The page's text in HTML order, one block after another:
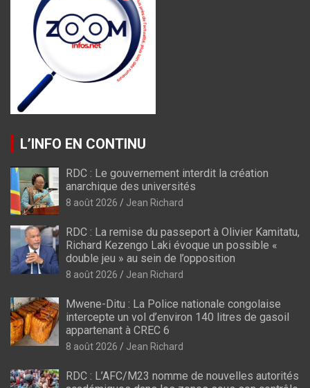
L’INFO EN CONTINU
RDC : Le gouvernement interdit la création
anarchique des universités
8 août 2026 Jean Richard
RDC : La remise du passeport à Olivier Kamitatu,
Richard Kezengo Laki évoque un possible «
double jeu » au sein de l’opposition
8 août 2026 Jean Richard
Mwene-Ditu : La Police nationale congolaise
intercepte un vol d’environ 140 litres de gasoil
appartenant à CREC 6
8 août 2026 Jean Richard
RDC : L’AFC/M23 nomme de nouvelles autorités